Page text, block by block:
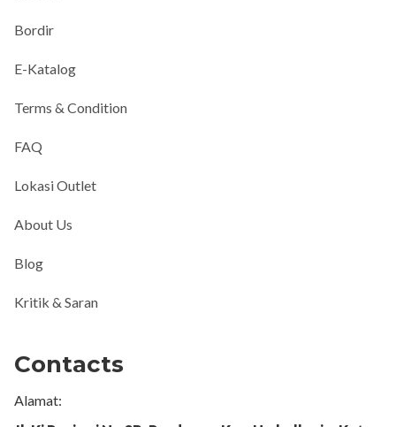
Bordir
E-Katalog
Terms & Condition
FAQ
Lokasi Outlet
About Us
Blog
Kritik & Saran
Contacts
Alamat: